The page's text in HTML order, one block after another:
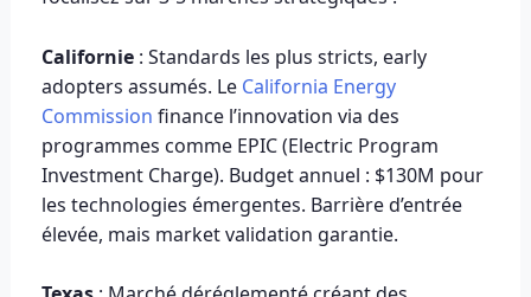
Californie : Standards les plus stricts, early
adopters assumés. Le California Energy
Commission finance l’innovation via des
programmes comme EPIC (Electric Program
Investment Charge). Budget annuel : $130M pour
les technologies émergentes. Barrière d’entrée
élevée, mais market validation garantie.